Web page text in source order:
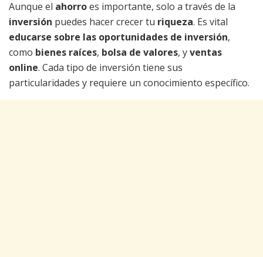
Aunque el ahorroes importante, solo a través de la
inversión puedes hacer crecer tu riqueza. Es vital
educarse sobre las oportunidades de inversión,
como bienes raíces, bolsa de valores, yventas
online. Cada tipo de inversión tiene sus
particularidades y requiere un conocimiento específico.